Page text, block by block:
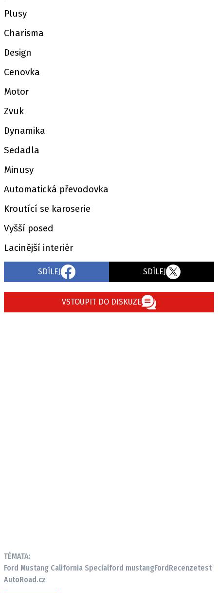
Plusy
Charisma
Design
Cenovka
Motor
Zvuk
Dynamika
Sedadla
Minusy
Automatická převodovka
Kroutící se karoserie
Vyšší posed
Lacinější interiér
SDÍLEJ SDÍLEJ
VSTOUPIT DO DISKUZE
TÉMATA:
Ford Mustang California Specialford mustangFordRecenzetest
AutoRoad.cz